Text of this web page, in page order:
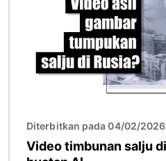
Diterbitkan pada 04/02/
Video timbunan salju